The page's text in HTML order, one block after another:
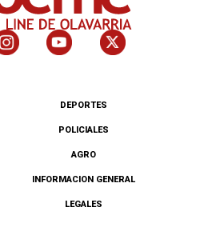
DEPORTES
POLICIALES
AGRO
INFORMACION GENERAL
LEGALES